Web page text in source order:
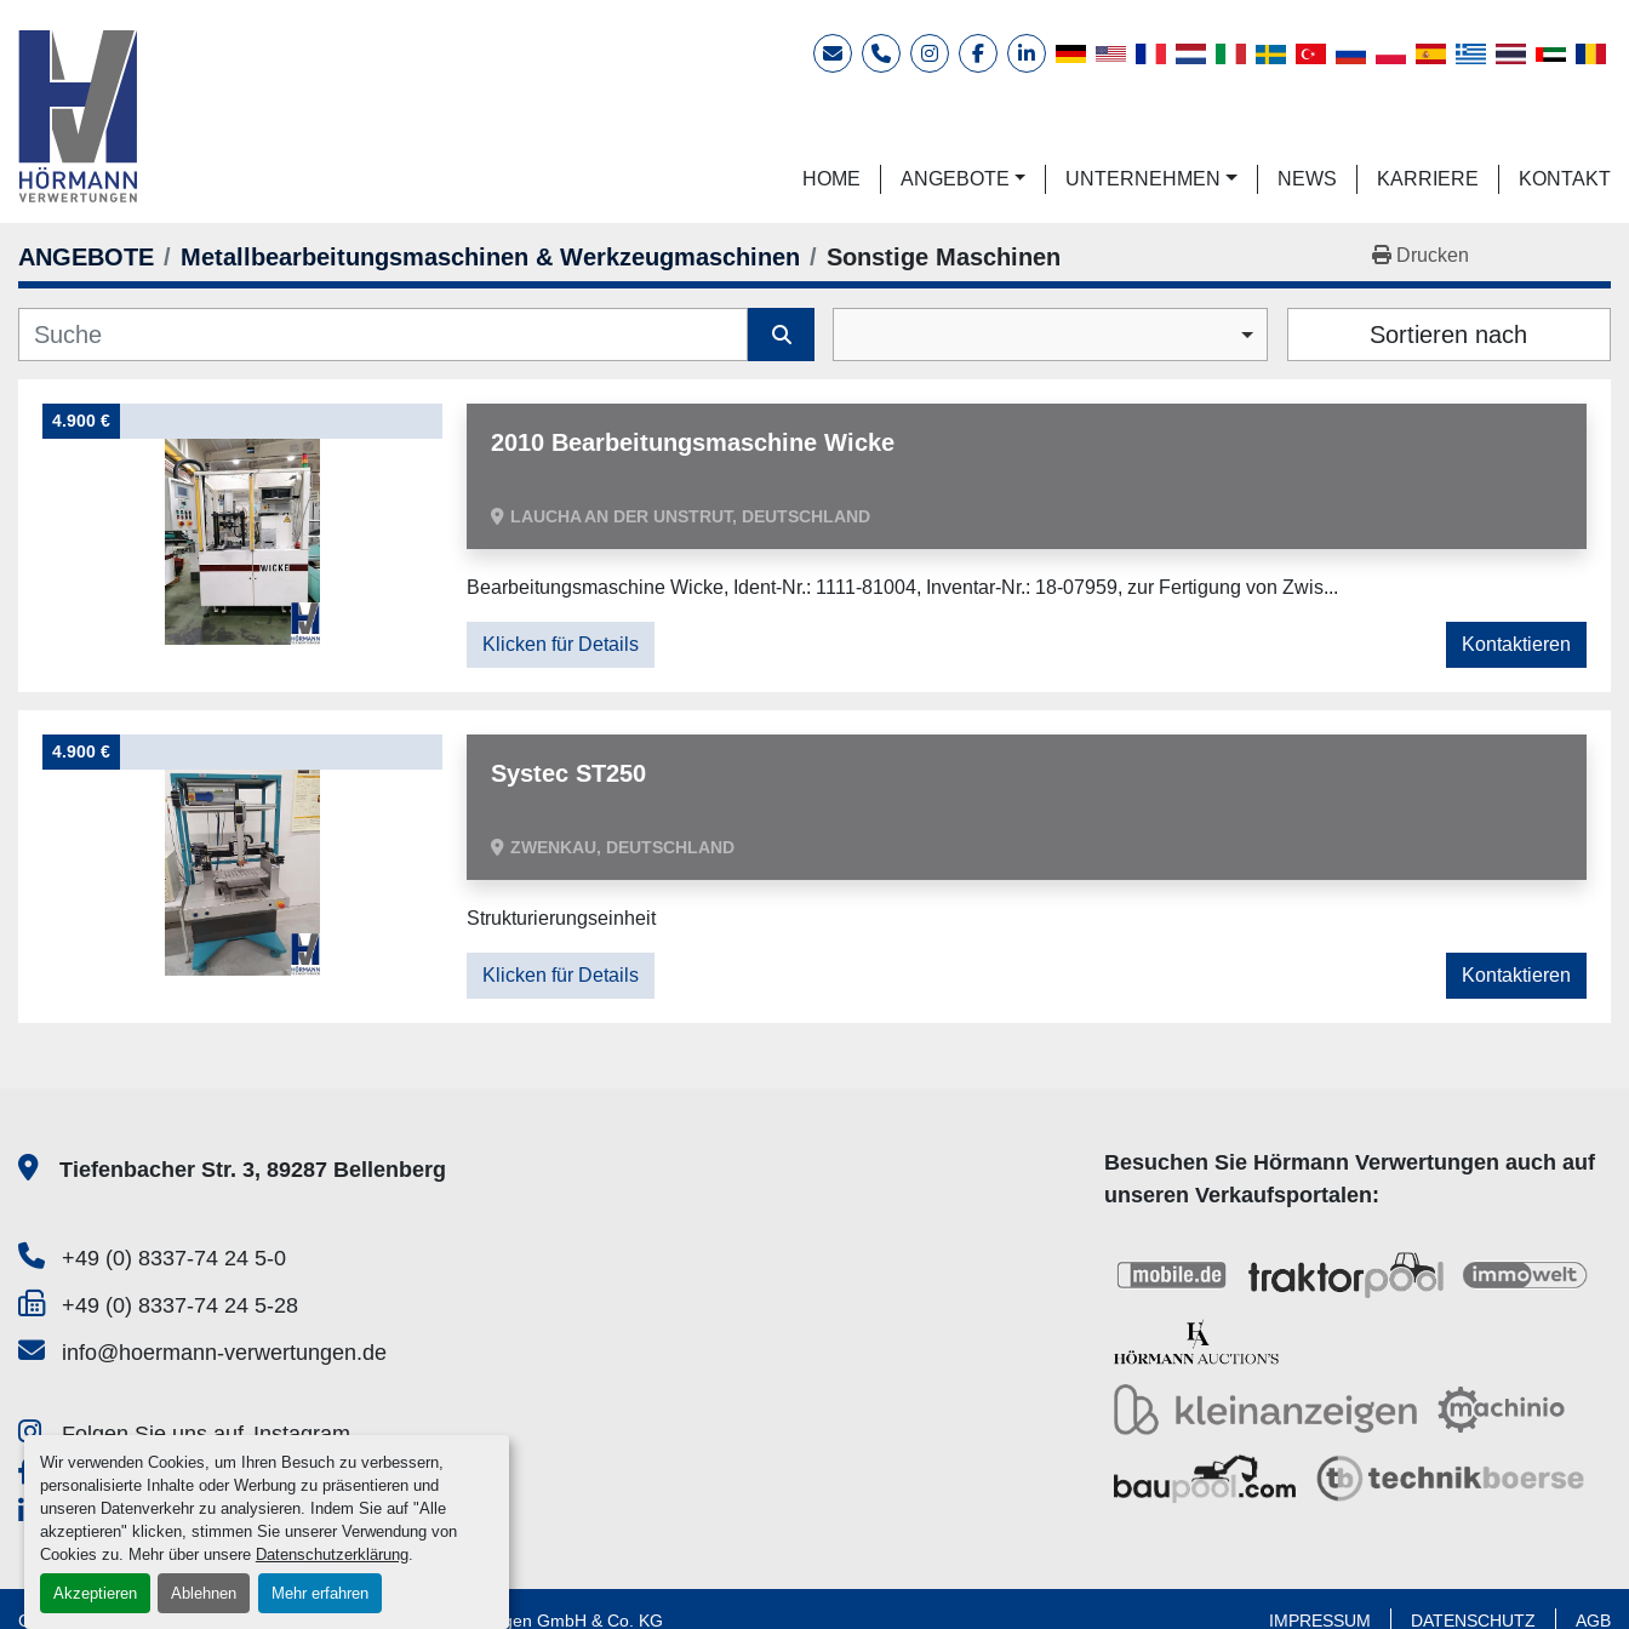
Wir verwenden Cookies, um Ihren Besuch zu verbessern,
personalisierte Inhalte oder Werbung zu präsentieren und
unseren Datenverkehr zu analysieren. Indem Sie auf "Alle
akzeptieren" klicken, stimmen Sie unserer Verwendung von
Cookies zu. Mehr über unsere Datenschutzerklärung.
Akzeptieren Ablehnen Mehr erfahren
E-MailTelefoninstagramfacebooklinkedin
HOME ANGEBOTE UNTERNEHMEN NEWS KARRIERE KONTAKT
ANGEBOTE Metallbearbeitungsmaschinen & Werkzeugmaschinen Sonstige Maschinen Drucken
Sortieren nach
4.900 €
2010 Bearbeitungsmaschine Wicke
LAUCHA AN DER UNSTRUT, DEUTSCHLAND
Bearbeitungsmaschine Wicke, Ident-Nr.: 1111-81004, Inventar-Nr.: 18-07959, zur Fertigung von Zwis...
Klicken für Details Kontaktieren
4.900 €
Systec ST250
ZWENKAU, DEUTSCHLAND
Strukturierungseinheit
Klicken für Details Kontaktieren
Tiefenbacher Str. 3, 89287 Bellenberg
+49 (0) 8337-74 24 5-0
+49 (0) 8337-74 24 5-28
info@hoermann-verwertungen.de
Folgen Sie uns auf Instagram
Folgen Sie uns auf Facebook
Folgen Sie uns auf Linkedin
Besuchen Sie Hörmann Verwertungen auch auf
unseren Verkaufsportalen:
Cookie-Einstellungen Hörmann Verwertungen GmbH & Co. KG IMPRESSUM DATENSCHUTZ AGB